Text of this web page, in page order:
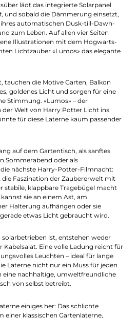
lädt das integrierte Solarpanel
und sobald die Dämmerung einsetzt,
automatischen Dusk-till-Dawn-
zum Leben. Auf allen vier Seiten
Illustrationen mit dem Hogwarts-
Lichtzauber «Lumos» das elegante
tauchen die Motive Garten, Balkon
goldenes Licht und sorgen für eine
Stimmung. «Lumos» – der
Welt von Harry Potter Licht ins
für diese Laterne kaum passender
auf dem Gartentisch, als sanftes
Sommerabend oder als
nächste Harry-Potter-Filmnacht:
Faszination der Zaubererwelt mit
stabile, klappbare Tragebügel macht
sie an einem Ast, am
Halterung aufhängen oder sie
etwas Licht gebraucht wird.
ist, entstehen weder
Eine volle Ladung reicht für
Leuchten – ideal für lange
Laterne nicht nur ein Muss für jeden
eine nachhaltige, umweltfreundliche
von selbst betreibt.
einiges her: Das schlichte
einer klassischen Gartenlaterne,